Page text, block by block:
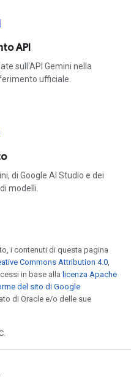
API
sull'API Gemini nella
ufficiale.
di Google AI Studio e dei
modelli.
i contenuti di questa pagina
Commons Attribution 4.0
in base alla licenza Apache
del sito di Google
di Oracle e/o delle sue